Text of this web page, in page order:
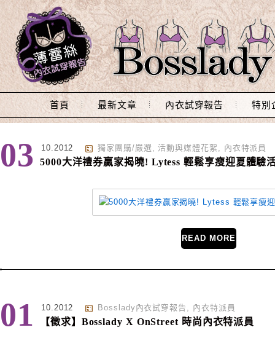
Main Menu
首頁 最新文章 內衣試穿報告 特別
03 10.2012 獨家團購/嚴選, 活動與媒體花絮 , 內衣特派員
5000大洋禮券贏家揭曉! Lytess 輕鬆享瘦迎夏體驗
READ MORE
01 10.2012 Bosslady內衣試穿報告 , 內衣特派員
【徵求】Bosslady X OnStreet 時尚內衣特派員